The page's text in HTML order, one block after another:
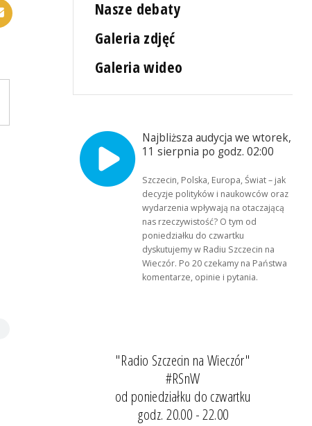
Nasze debaty
Galeria zdjęć
Galeria wideo
Najbliższa audycja we wtorek,
11 sierpnia po godz. 02:00
Szczecin, Polska, Europa, Świat – jak
decyzje polityków i naukowców oraz
wydarzenia wpływają na otaczającą
nas rzeczywistość? O tym od
poniedziałku do czwartku
dyskutujemy w Radiu Szczecin na
Wieczór. Po 20 czekamy na Państwa
komentarze, opinie i pytania.
"Radio Szczecin na Wieczór"
#RSnW
od poniedziałku do czwartku
godz. 20.00 - 22.00